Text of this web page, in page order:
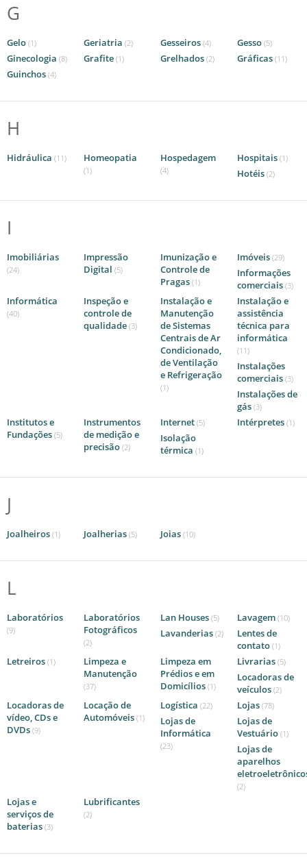
G
Gelo (1) Geriatria (2) Gesseiros (4) Gesso (5)
Ginecologia (8) Grafite (1) Grelhados (2) Gráficas (11)
Guinchos (4)
H
Hidráulica (11) Homeopatia
(1)
Hospedagem
(4)
Hospitais (1)
Hotéis (2)
I
Imobiliárias
(24)
Impressão
Digital (5)
Imunização e
Controle de
Pragas (1)
Imóveis (29)
Informações
comerciais (3)
Informática
(40)
Inspeção e
controle de
qualidade (3)
Instalação e
Manutenção
de Sistemas
Centrais de Ar
Condicionado,
de Ventilação
e Refrigeração
(1)
Instalação e
assistência
técnica para
informática
(11)
Instalações
comerciais (3)
Instalações de
gás (3)
Institutos e
Fundações (5)
Instrumentos
de medição e
precisão (2)
Internet (5) Intérpretes (1)
Isolação
térmica (1)
J
Joalheiros (1) Joalherias (5) Joias (10)
L
Laboratórios
(9)
Laboratórios
Fotográficos
(2)
Lan Houses (5) Lavagem (10)
Lavanderias (2)
Lentes de
contato (1)
Letreiros (1)
Limpeza e
Manutenção
(37)
Limpeza em
Prédios e em
Domicílios (1)
Livrarias (5)
Locadoras de
veículos (2)
Locadoras de
vídeo, CDs e
DVDs (9)
Locação de
Automóveis (1)
Logística (22) Lojas (78)
Lojas de
Informática
(23)
Lojas de
Vestuário (1)
Lojas de
aparelhos
(2)
Lojas e
serviços de
baterias (3)
Lubrificantes
(2)